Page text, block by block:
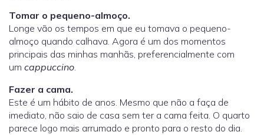
Tomar o pequeno-almoço.
Longe vão os tempos em que eu tomava o pequeno-
almoço quando calhava. Agora é um dos momentos
principais das minhas manhãs, preferencialmente com
um cappuccino.
Fazer a cama.
Este é um hábito de anos. Mesmo que não a faça de
imediato, não saio de casa sem ter a cama feita. O quarto
parece logo mais arrumado e pronto para o resto do dia.